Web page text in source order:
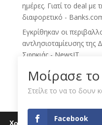
ημέρες. Γιατί το deal με
διαφορετικό -
Εγκρίθηκαν οι
αντλησιοταμίευσης
Σφηκιάς - NewsIT
Δυτική Μακεδονία:
της ΔΕΗ - tharos.gr
Σενάρια για εξαγορές
πολιτικό ρίσκο θα
«καμπανάκια» για τις
Μοίρασε
Στείλε το να το δουν
Facebook